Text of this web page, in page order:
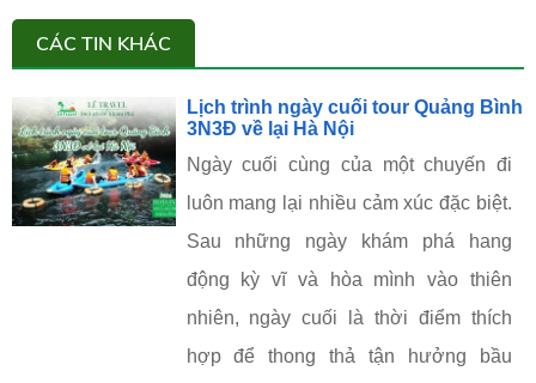
CÁC TIN KHÁC
Lịch trình ngày cuối tour Quảng Bình
3N3Đ về lại Hà Nội
Ngày cuối cùng của một chuyến đi
luôn mang lại nhiều cảm xúc đặc biệt.
Sau những ngày khám phá hang
động kỳ vĩ và hòa mình vào thiên
nhiên, ngày cuối là thời điểm thích
hợp để thong thả tận hưởng bầu